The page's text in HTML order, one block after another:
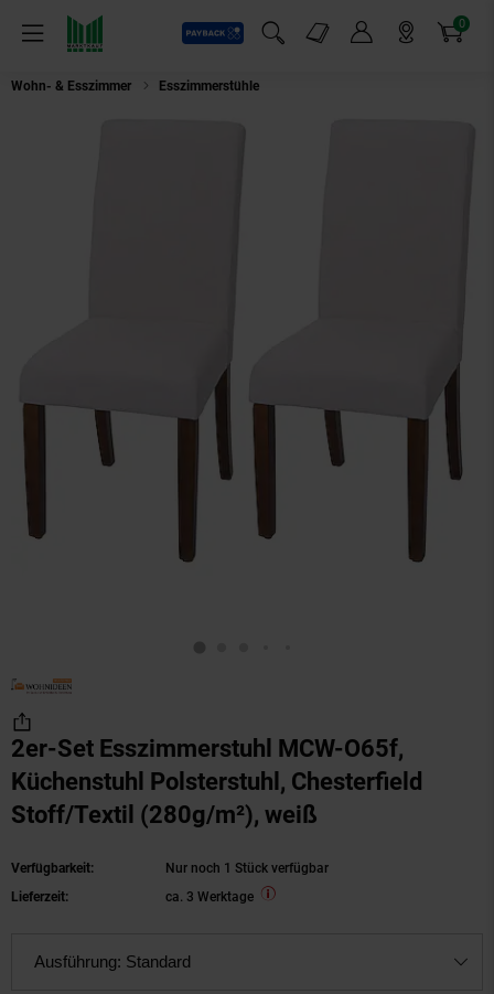
Menü
Payback
Suchfeld einblenden
Markt-Angebote 0
Artikel
Wohn- & Esszimmer Esszimmerstühle
2er-Set Esszimmerstuhl MCW-O65f,
Küchenstuhl Polsterstuhl, Chesterfield
Stoff/Textil (280g/m²), weiß
Verfügbarkeit:
Nur noch 1 Stück verfügbar
Lieferzeit:
ca. 3 Werktage
Ausführung: Standard